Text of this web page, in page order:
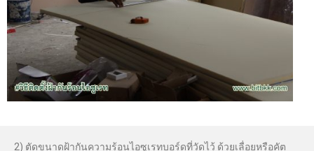
2) ตัดขนาดฝ้ากันความร้อนไอซูเรทบอร์ดที่วัดไว้ ด้วยเลื่อยหรือคัต